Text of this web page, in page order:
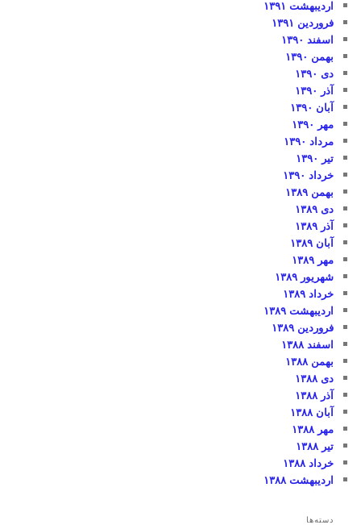
اردیبهشت ۱۳۹۱
فروردین ۱۳۹۱
اسفند ۱۳۹۰
بهمن ۱۳۹۰
دی ۱۳۹۰
آذر ۱۳۹۰
آبان ۱۳۹۰
مهر ۱۳۹۰
مرداد ۱۳۹۰
تیر ۱۳۹۰
خرداد ۱۳۹۰
بهمن ۱۳۸۹
دی ۱۳۸۹
آذر ۱۳۸۹
آبان ۱۳۸۹
مهر ۱۳۸۹
شهریور ۱۳۸۹
خرداد ۱۳۸۹
اردیبهشت ۱۳۸۹
فروردین ۱۳۸۹
اسفند ۱۳۸۸
بهمن ۱۳۸۸
دی ۱۳۸۸
آذر ۱۳۸۸
آبان ۱۳۸۸
مهر ۱۳۸۸
تیر ۱۳۸۸
خرداد ۱۳۸۸
اردیبهشت ۱۳۸۸
دسته‌ها